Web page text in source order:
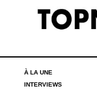
À LA UNE
INTERVIEWS